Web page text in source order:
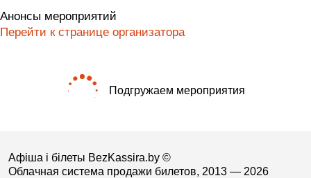
Анонсы мероприятий
Перейти к странице организатора
Подгружаем мероприятия
Афіша і білеты BezKassira.by ©
Облачная система продажи билетов, 2013 — 2026